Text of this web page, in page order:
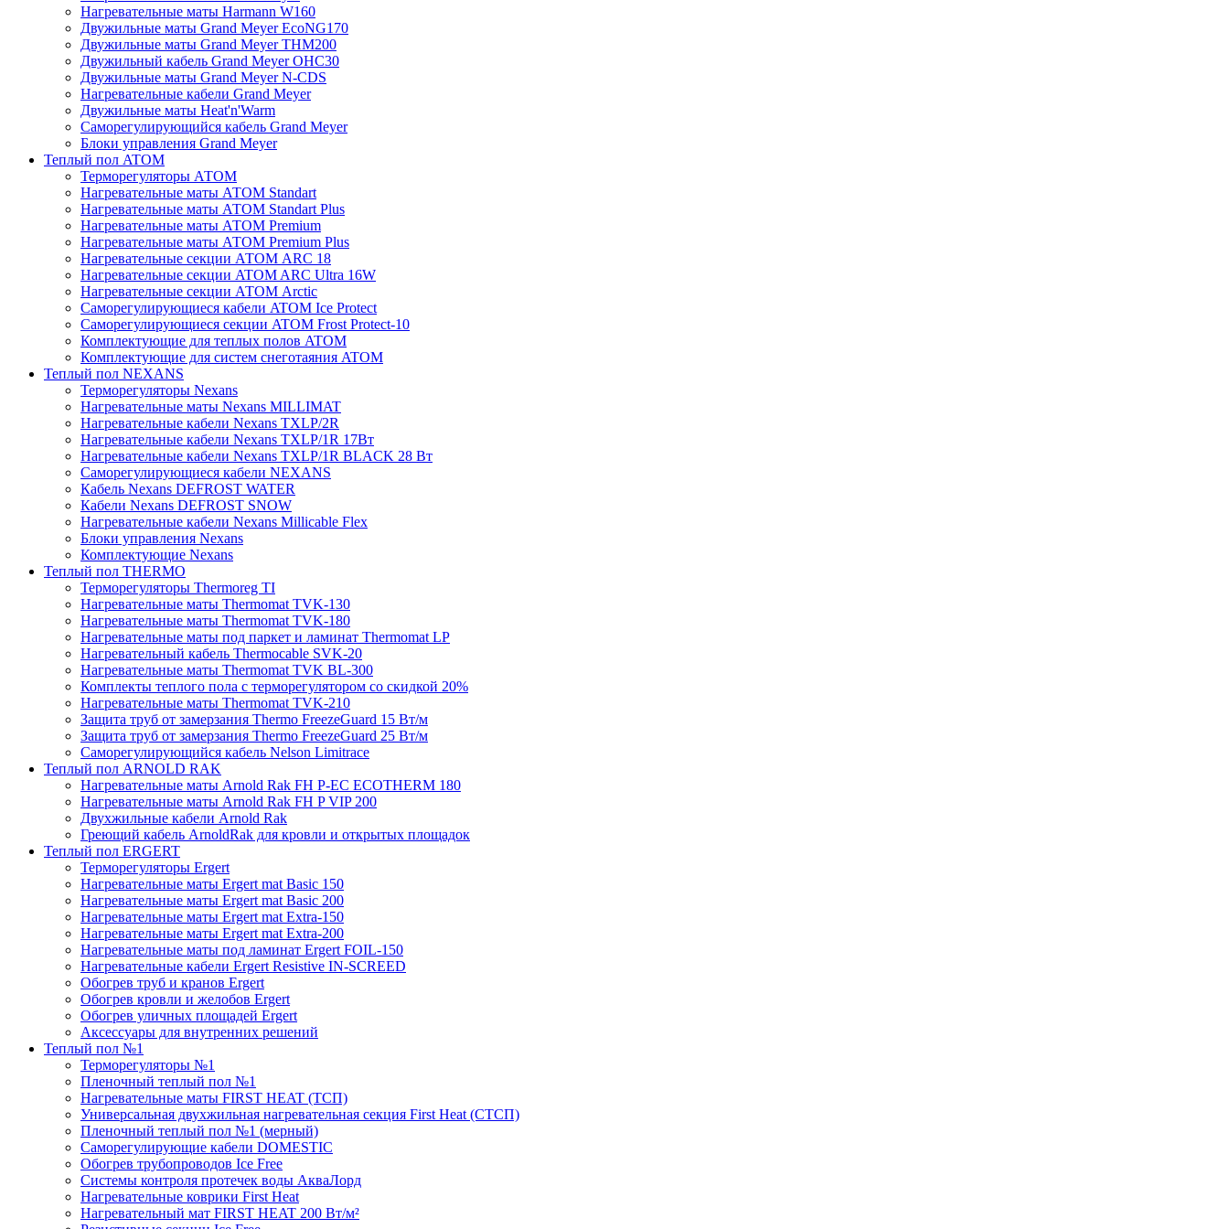
Нагревательные маты Harmann W160
Двужильные маты Grand Meyer EcoNG170
Двужильные маты Grand Meyer THM200
Двужильный кабель Grand Meyer OHC30
Двужильные маты Grand Meyer N-CDS
Нагревательные кабели Grand Meyer
Двужильные маты Heat'n'Warm
Саморегулирующийся кабель Grand Meyer
Блоки управления Grand Meyer
Теплый пол ATOM
Терморегуляторы АТОМ
Нагревательные маты АТОМ Standart
Нагревательные маты АТОМ Standart Plus
Нагревательные маты АТОМ Premium
Нагревательные маты АТОМ Premium Plus
Нагревательные секции АТОМ ARC 18
Нагревательные секции ATOM ARC Ultra 16W
Нагревательные секции АТОМ Arctic
Саморегулирующиеся кабели ATOM Ice Protect
Саморегулирующиеся секции ATOM Frost Protect-10
Комплектующие для теплых полов ATOM
Комплектующие для систем снеготаяния ATOM
Теплый пол NEXANS
Терморегуляторы Nexans
Нагревательные маты Nexans MILLIMAT
Нагревательные кабели Nexans TXLP/2R
Нагревательные кабели Nexans TXLP/1R 17Вт
Нагревательные кабели Nexans TXLP/1R BLACK 28 Вт
Саморегулирующиеся кабели NEXANS
Кабель Nexans DEFROST WATER
Кабели Nexans DEFROST SNOW
Нагревательные кабели Nexans Millicable Flex
Блоки управления Nexans
Комплектующие Nexans
Теплый пол THERMO
Терморегуляторы Thermoreg TI
Нагревательные маты Thermomat TVK-130
Нагревательные маты Thermomat TVK-180
Нагревательные маты под паркет и ламинат Thermomat LP
Нагревательный кабель Thermocable SVK-20
Нагревательные маты Thermomat TVK BL-300
Комплекты теплого пола с терморегулятором со скидкой 20%
Нагревательные маты Thermomat TVK-210
Защита труб от замерзания Thermo FreezeGuard 15 Вт/м
Защита труб от замерзания Thermo FreezeGuard 25 Вт/м
Саморегулирующийся кабель Nelson Limitrace
Теплый пол ARNOLD RAK
Нагревательные маты Arnold Rak FH P-EC ECOTHERM 180
Нагревательные маты Arnold Rak FH P VIP 200
Двухжильные кабели Arnold Rak
Греющий кабель ArnoldRak для кровли и открытых площадок
Теплый пол ERGERT
Терморегуляторы Ergert
Нагревательные маты Ergert mat Basic 150
Нагревательные маты Ergert mat Basic 200
Нагревательные маты Ergert mat Extra-150
Нагревательные маты Ergert mat Extra-200
Нагревательные маты под ламинат Ergert FOIL-150
Нагревательные кабели Ergert Resistive IN-SCREED
Обогрев труб и кранов Ergert
Обогрев кровли и желобов Ergert
Обогрев уличных площадей Ergert
Аксессуары для внутренних решений
Теплый пол №1
Терморегуляторы №1
Пленочный теплый пол №1
Нагревательные маты FIRST HEAT (ТСП)
Универсальная двухжильная нагревательная секция First Heat (СТСП)
Пленочный теплый пол №1 (мерный)
Саморегулирующие кабели DOMESTIC
Обогрев трубопроводов Ice Free
Системы контроля протечек воды АкваЛорд
Нагревательные коврики First Heat
Нагревательный мат FIRST HEAT 200 Вт/м²